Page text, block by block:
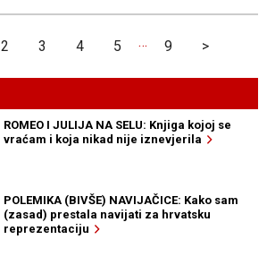
2 3 4 5 … 9 >
ROMEO I JULIJA NA SELU: Knjiga kojoj se
vraćam i koja nikad nije iznevjerila
POLEMIKA (BIVŠE) NAVIJAČICE: Kako sam
(zasad) prestala navijati za hrvatsku
reprezentaciju